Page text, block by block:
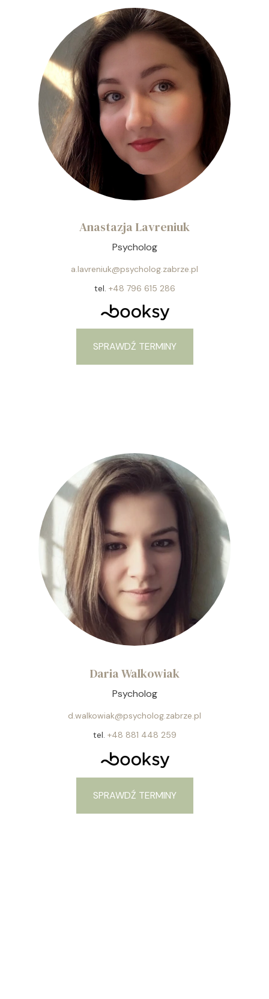
SPRAWDŹ TERMINY
Psycholog
a.lavreniuk@psycholog.zabrze.pl
tel. +48 796 615 286
Anastazja Lavreniuk
SPRAWDŹ TERMINY
Psycholog
d.walkowiak@psycholog.zabrze.pl
tel. +48 881 448 259
Daria Walkowiak